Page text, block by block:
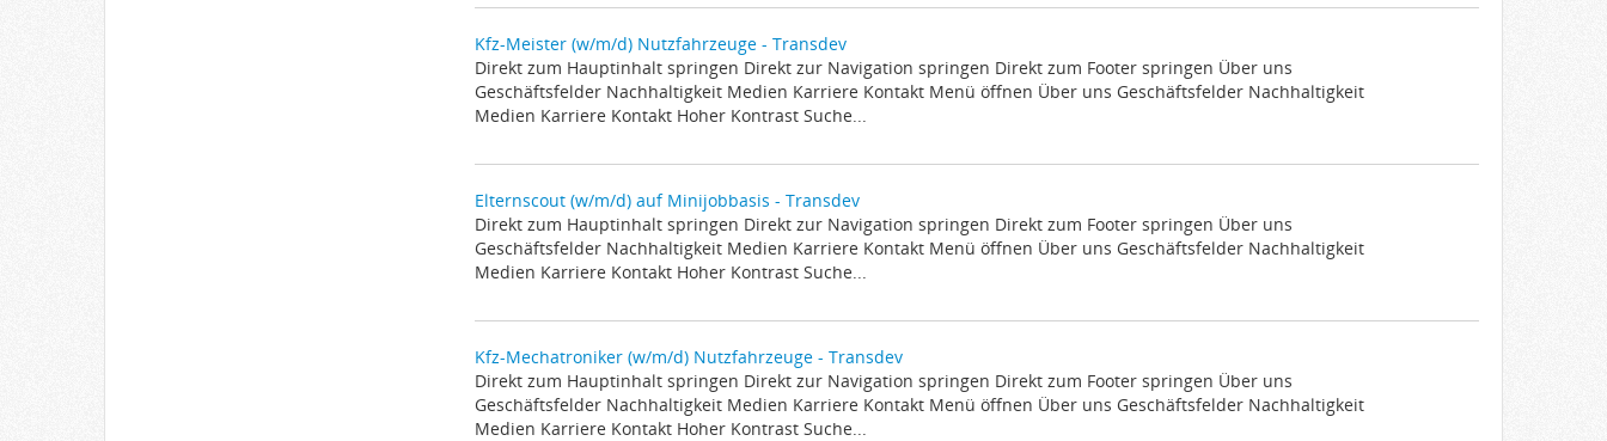
Kfz-Meister (w/m/d) Nutzfahrzeuge - Transdev
Direkt zum Hauptinhalt springen Direkt zur Navigation springen Direkt zum Footer springen Über uns
Geschäftsfelder Nachhaltigkeit Medien Karriere Kontakt Menü öffnen Über uns Geschäftsfelder Nachhaltigkeit
Medien Karriere Kontakt Hoher Kontrast Suche...
Elternscout (w/m/d) auf Minijobbasis - Transdev
Direkt zum Hauptinhalt springen Direkt zur Navigation springen Direkt zum Footer springen Über uns
Geschäftsfelder Nachhaltigkeit Medien Karriere Kontakt Menü öffnen Über uns Geschäftsfelder Nachhaltigkeit
Medien Karriere Kontakt Hoher Kontrast Suche...
Kfz-Mechatroniker (w/m/d) Nutzfahrzeuge - Transdev
Direkt zum Hauptinhalt springen Direkt zur Navigation springen Direkt zum Footer springen Über uns
Geschäftsfelder Nachhaltigkeit Medien Karriere Kontakt Menü öffnen Über uns Geschäftsfelder Nachhaltigkeit
Medien Karriere Kontakt Hoher Kontrast Suche...